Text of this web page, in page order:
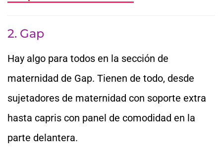
2. Gap
Hay algo para todos en la sección de
maternidad de Gap. Tienen de todo, desde
sujetadores de maternidad con soporte extra
hasta capris con panel de comodidad en la
parte delantera.